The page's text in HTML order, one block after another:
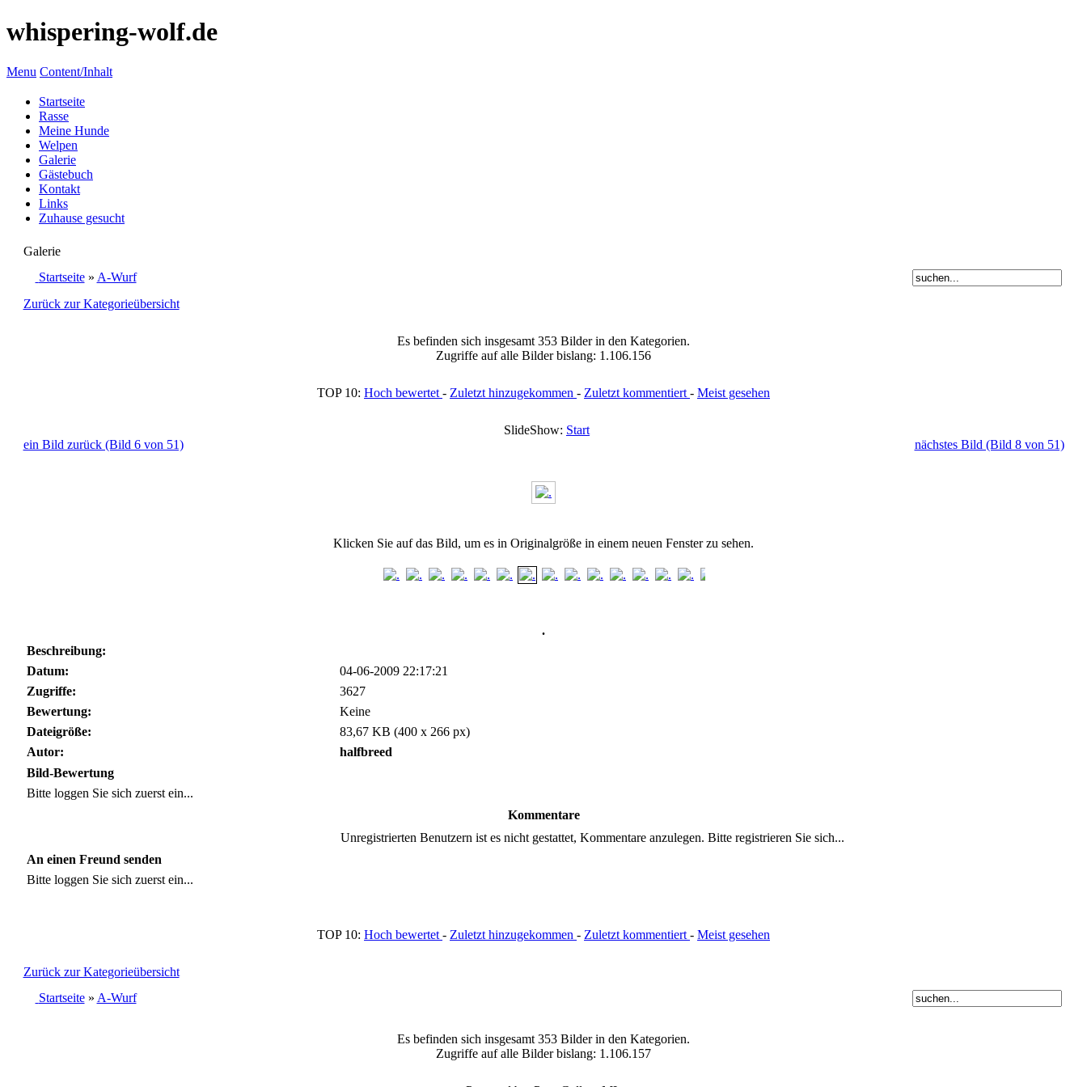
whispering-wolf.de
Menu Content/Inhalt
Startseite
Rasse
Meine Hunde
Welpen
Galerie
Gästebuch
Kontakt
Links
Zuhause gesucht
Galerie
Startseite» A-Wurf
Zurück zur Kategorieübersicht
Es befinden sich insgesamt 353 Bilder in den Kategorien.
Zugriffe auf alle Bilder bislang: 1.106.156
TOP 10: Hoch bewertet - Zuletzt hinzugekommen - Zuletzt kommentiert - Meist gesehen
SlideShow: Start
ein Bild zurück (Bild 6 von 51)
nächstes Bild (Bild 8 von 51)
Klicken Sie auf das Bild, um es in Originalgröße in einem neuen Fenster zu sehen.
.
Beschreibung:
Datum:
04-06-2009 22:17:21
Zugriffe:
3627
Bewertung:
Keine
Dateigröße:
83,67 KB (400 x 266 px)
Autor:
halfbreed
Bild-Bewertung
Bitte loggen Sie sich zuerst ein...
Kommentare
Unregistrierten Benutzern ist es nicht gestattet, Kommentare anzulegen. Bitte registrieren Sie sich...
An einen Freund senden
Bitte loggen Sie sich zuerst ein...
TOP 10: Hoch bewertet - Zuletzt hinzugekommen - Zuletzt kommentiert - Meist gesehen
Zurück zur Kategorieübersicht
Startseite» A-Wurf
Es befinden sich insgesamt 353 Bilder in den Kategorien.
Zugriffe auf alle Bilder bislang: 1.106.157